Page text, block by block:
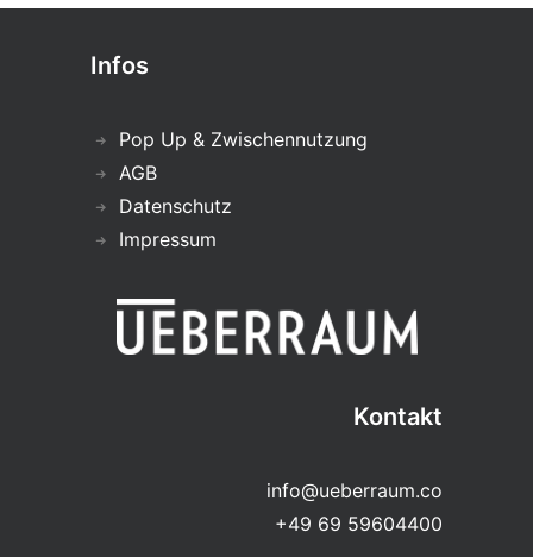
Infos
Pop Up & Zwischennutzung
AGB
Datenschutz
Impressum
Kontakt
info@ueberraum.co
+49 69 59604400